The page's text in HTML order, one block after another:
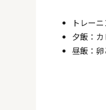
トレー
夕飯：カ
昼飯：